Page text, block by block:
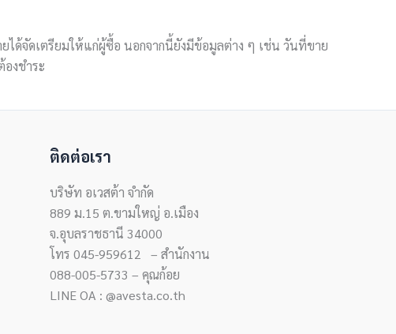
ด้จัดเตรียมให้แก่ผู้ซื้อ นอกจากนี้ยังมีข้อมูลต่าง ๆ เช่น วันที่ขาย
งชำระ
ติดต่อเรา
บริษัท อเวสต้า จำกัด
889 ม.15 ต.ขามใหญ่ อ.เมือง
จ.อุบลราชธานี 34000
โทร 045-959612 – สำนักงาน
088-005-5733 – คุณก้อย
LINE OA : @avesta.co.th